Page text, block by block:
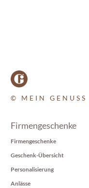
© MEIN
Firmengeschenke
Firmengeschenke
Geschenk-Übersicht
Personalisierung
Anlässe